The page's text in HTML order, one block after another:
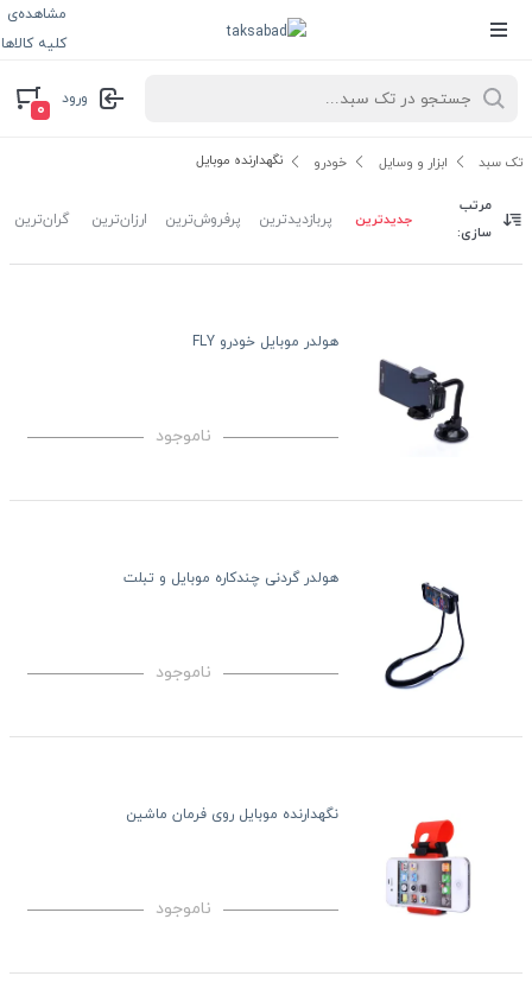
مشاهده‌ی
کلیه کالاها
ورود
۰
تک سبد ابزار و وسایل خودرو نگهدارنده موبایل
مرتب
سازی:
جدیدترین پربازدیدترین پرفروش‌ترین ارزان‌ترین گران‌ترین
هولدر موبایل خودرو FLY
ناموجود
هولدر گردنی چندکاره موبایل و تبلت
ناموجود
نگهدارنده موبایل روی فرمان ماشین
ناموجود